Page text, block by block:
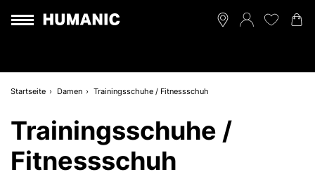
Startseite Damen Trainingsschuhe / Fitnessschuh
Trainingsschuhe /
Fitnessschuh